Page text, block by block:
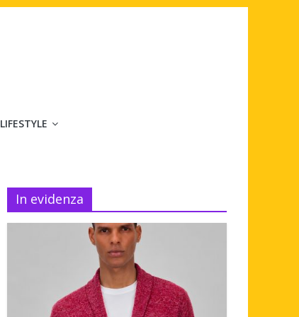
LIFESTYLE
In evidenza